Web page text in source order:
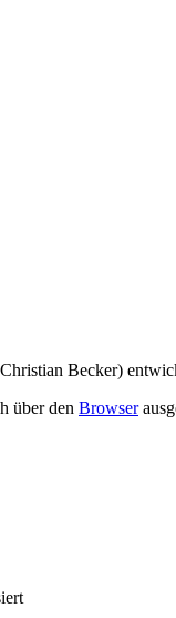
Becker)
über den Browser